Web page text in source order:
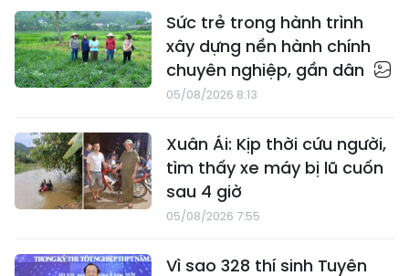
Sức trẻ trong hành trình
xây dựng nền hành chính
chuyên nghiệp, gần dân
05/08/2026 8:13
Xuân Ái: Kịp thời cứu người,
tìm thấy xe máy bị lũ cuốn
sau 4 giờ
05/08/2026 7:55
Vì sao 328 thí sinh Tuyên